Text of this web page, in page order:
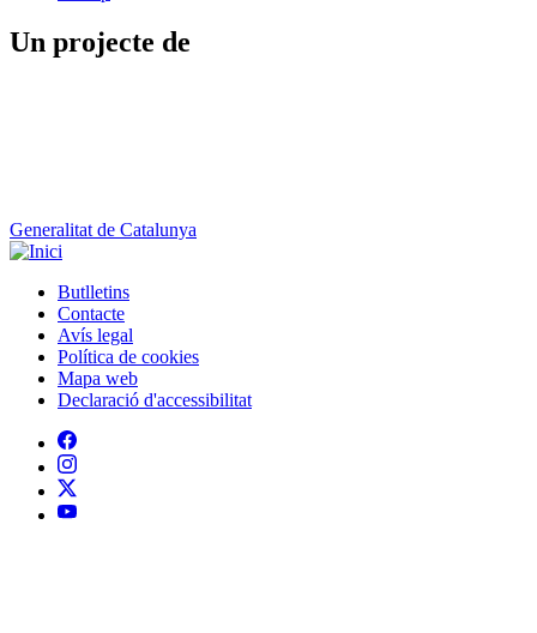
Un projecte de
Generalitat de Catalunya
Peu
Butlletins
Contacte
Avís legal
Política de cookies
Mapa web
Declaració d'accessibilitat